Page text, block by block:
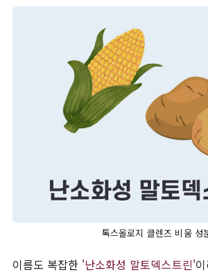
톡스올로지 클렌즈 비움 성
이름도 복잡한 '난소화성 말토덱스트린'